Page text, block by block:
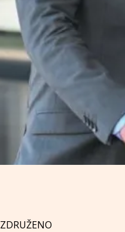
ZDRUŽENO